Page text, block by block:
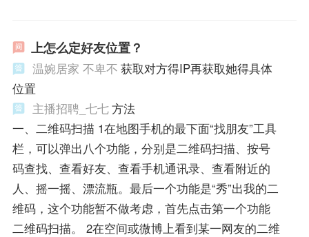
上怎么定好友位置？
温婉居家 不卑不 获取对方得IP再获取她得具体
位置
主播招聘_七七方法
一、二维码扫描 1在地图手机的最下面“找朋友”工具
栏，可以弹出八个功能，分别是二维码扫描、按号
码查找、查看好友、查看手机通讯录、查看附近的
人、摇一摇、漂流瓶。最后一个功能是“秀”出我的二
维码，这个功能暂不做考虑，首先点击第一个功能
二维码扫描。 2在空间或微博上看到某一网友的二维